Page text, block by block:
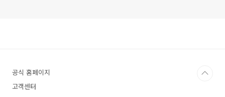
공식 홈페이지
고객센터